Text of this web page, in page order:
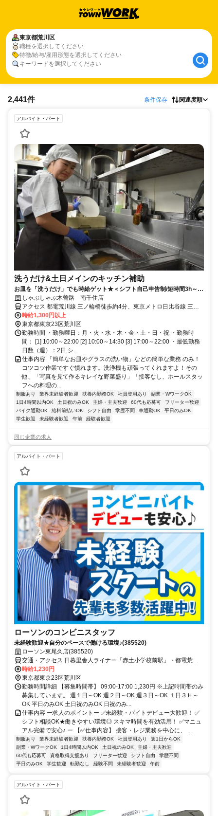
東京都荒川区
職種を選択してください
特徴/給与/雇用形態を選択してください
キーワードを選択してください
2,441件 条件保存 関連度順
アルバイト・パート
洗うだけ&土日メインのキッチン補助
お皿を「洗うだけ」でも時給ゲット★＜シフト自己申告制/短時間3h～/
週2日～＞
しゃぶしゃぶ木曽路 南千住店
アクセス 都電荒川線 三ノ輪橋徒歩約4分、東京メトロ日比谷線 三ノ
輪3番口徒歩約5分、都電荒川線 荒川一中前徒歩約7分 日比谷線「三
ノ輪駅」徒歩約5分
時給1,300円以上
東京都東京23区荒川区
勤務時間 ・勤務曜日：月・火・水・木・金・土・日・祝 ・勤務時
間： [1] 10:00～22:00 [2] 10:00～14:30 [3] 17:00～22:00 ・最低勤務
日数（週）：2日 シ...
仕事内容 「簡単なお皿やグラスの洗い物」などの簡単な業務 のみ！
コツコツ作業ですぐ慣れます。洗浄機も頑張ってくれますよ！その
他、「写真を見て作るキレイな野菜盛り」「接客なし、ホールスタッ
フへの料理の...
制服あり 業界未経験者歓迎 扶養内勤務OK 社員登用あり
副業・WワークOK
1日4時間以内OK
土日祝のみOK 主婦・主夫歓迎 60代も応募可
フリーター歓迎
バイク通勤OK
給料前払いOK シフト自由 学歴不問 車通勤OK
平日のみOK
学生歓迎
未経験者歓迎 午前 経験者歓迎
同じ企業の求人
アルバイト・パート
ローソンのコンビニスタッフ
未経験歓迎★自分のペースで働ける環境♪(385520)
ローソン東尾久店(385520)
交通・アクセス 日暮里舎人ライナー「赤土小学校前駅」・都電荒川
線「宮ノ前駅」より徒歩7分
時給1,230円
東京都東京23区荒川区
勤務時間詳細 【募集時間帯】 09:00-17:00 1,230円 ※上記時間帯のみ
募集しています。 週１日～OK 週２日～OK 週３日～OK １日３Ｈ～
OK 平日のみOK 土日祝のみOK 日祝のみ...
仕事内容 ー求人のポイントー ✅未経験・バイトデビュー大歓迎！ ✅
シフト相談OK★働きやすい環境◎ スキマ時間を有効活用！ ✅マニュ
アル完備で安心♪ ー 【✅仕事内容】 接客・レジ業務を中心に、 ...
制服あり 業界未経験者歓迎 扶養内勤務OK 社員登用あり
週1日からOK
副業・WワークOK
1日4時間以内OK 土日祝のみOK
主婦・主夫歓迎
60代も応募可
資格取得支援あり フリーター歓迎 シフト自由
学歴不問
平日のみOK
学生歓迎 転勤なし 経験不問 未経験者歓迎 午前
アルバイト・パート